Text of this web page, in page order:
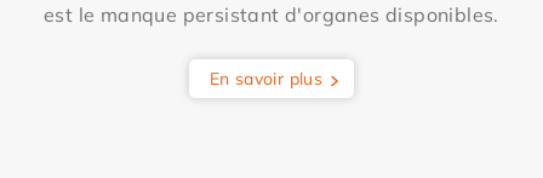
est le manque persistant d'organes disponibles.
En savoir plus